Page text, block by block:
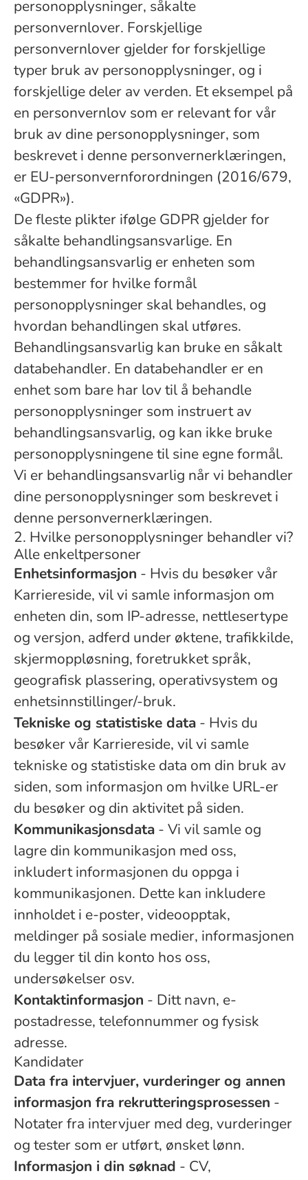
personopplysninger, såkalte
personvernlover. Forskjellige
personvernlover gjelder for forskjellige
typer bruk av personopplysninger, og i
forskjellige deler av verden. Et eksempel på
en personvernlov som er relevant for vår
bruk av dine personopplysninger, som
beskrevet i denne personvernerklæringen,
er EU-personvernforordningen (2016/679,
«GDPR»).
De fleste plikter ifølge GDPR gjelder for
såkalte behandlingsansvarlige. En
behandlingsansvarlig er enheten som
bestemmer for hvilke formål
personopplysninger skal behandles, og
hvordan behandlingen skal utføres.
Behandlingsansvarlig kan bruke en såkalt
databehandler. En databehandler er en
enhet som bare har lov til å behandle
personopplysninger som instruert av
behandlingsansvarlig, og kan ikke bruke
personopplysningene til sine egne formål.
Vi er behandlingsansvarlig når vi behandler
dine personopplysninger som beskrevet i
denne personvernerklæringen.
2. Hvilke personopplysninger behandler vi?
Alle enkeltpersoner
Enhetsinformasjon - Hvis du besøker vår
Karriereside, vil vi samle informasjon om
enheten din, som IP-adresse, nettlesertype
og versjon, adferd under øktene, trafikkilde,
skjermoppløsning, foretrukket språk,
geografisk plassering, operativsystem og
enhetsinnstillinger/-bruk.
Tekniske og statistiske data - Hvis du
besøker vår Karriereside, vil vi samle
tekniske og statistiske data om din bruk av
siden, som informasjon om hvilke URL-er
du besøker og din aktivitet på siden.
Kommunikasjonsdata - Vi vil samle og
lagre din kommunikasjon med oss,
inkludert informasjonen du oppga i
kommunikasjonen. Dette kan inkludere
innholdet i e-poster, videoopptak,
meldinger på sosiale medier, informasjonen
du legger til din konto hos oss,
undersøkelser osv.
Kontaktinformasjon - Ditt navn, e-
postadresse, telefonnummer og fysisk
adresse.
Kandidater
Data fra intervjuer, vurderinger og annen
informasjon fra rekrutteringsprosessen -
Notater fra intervjuer med deg, vurderinger
og tester som er utført, ønsket lønn.
Informasjon i din søknad - CV,